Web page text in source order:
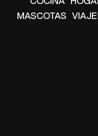
MASCOTAS